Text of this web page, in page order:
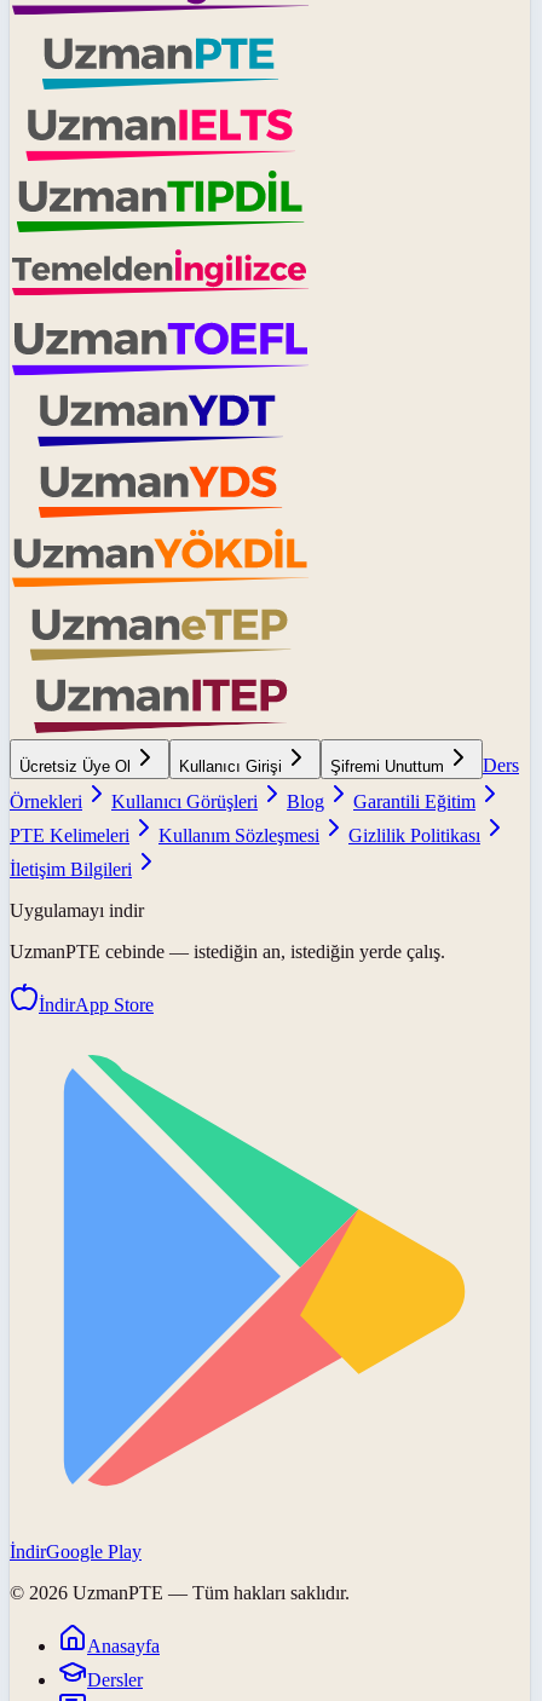
Ücretsiz Üye Ol Kullanıcı Girişi Şifremi Unuttum
Ders
Örnekleri
Kullanıcı Görüşleri Blog
Garantili Eğitim
PTE Kelimeleri
Kullanım Sözleşmesi
Gizlilik Politikası
İletişim Bilgileri
Uygulamayı indir
UzmanPTE cebinde — istediğin an, istediğin yerde çalış.
İndirApp Store
İndirGoogle Play
© 2026 UzmanPTE — Tüm hakları saklıdır.
Anasayfa
Dersler